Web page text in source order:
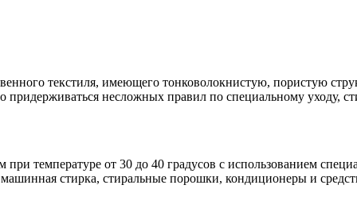
текстиля, имеющего тонковолокнистую, пористую
несложных правил по специальному уходу,
при температуре от 30 до 40 градусов с использованием
машинная стирка, стиральные порошки, кондиционеры и